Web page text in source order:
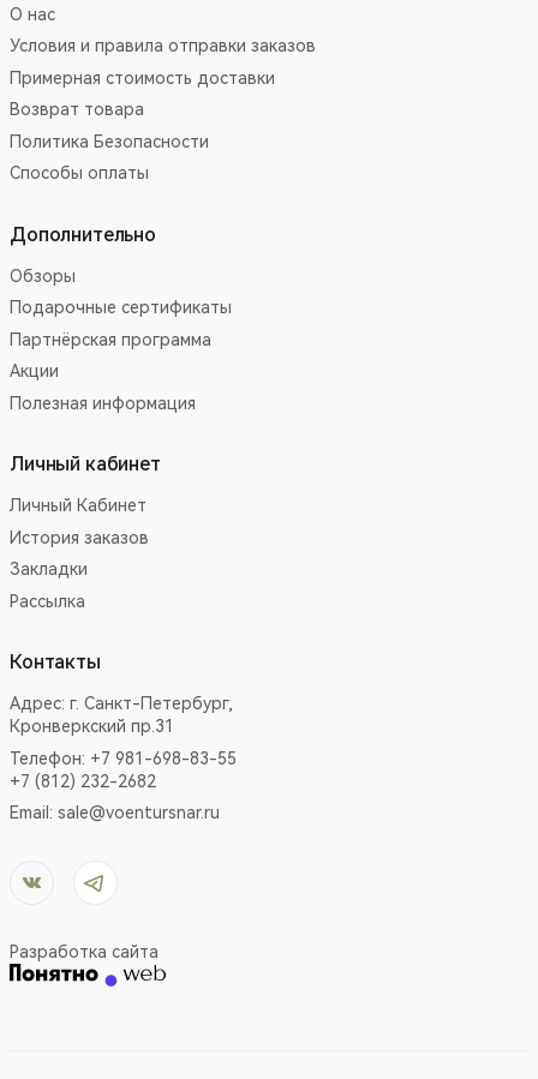
О нас
Условия и правила отправки заказов
Примерная стоимость доставки
Возврат товара
Политика Безопасности
Способы оплаты
Дополнительно
Обзоры
Подарочные сертификаты
Партнёрская программа
Акции
Полезная информация
Личный кабинет
Личный Кабинет
История заказов
Закладки
Рассылка
Контакты
Адрес: г. Санкт-Петербург,
Кронверкский пр.31
Телефон: +7 981-698-83-55
+7 (812) 232-2682
Email: sale@voentursnar.ru
Разработка сайта